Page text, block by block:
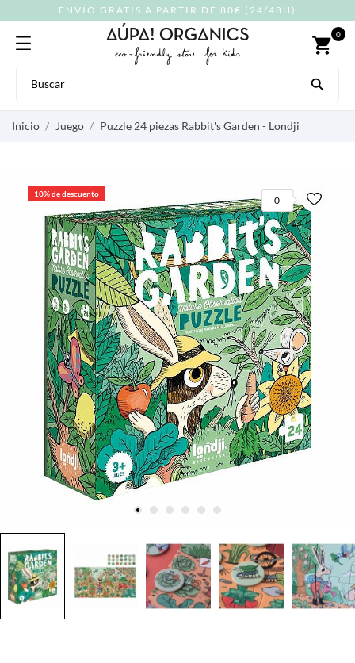
ENVÍO GRATIS A PARTIR DE 80€ (24/48H)
shopping_cart 0

Inicio Juego Puzzle 24 piezas Rabbit's Garden - Londji
10% de descuento
0